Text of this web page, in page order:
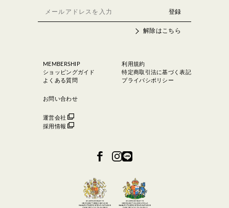
解除はこちら
MEMBERSHIP
ショッピングガイド
よくある質問
お問い合わせ
運営会社
採用情報
利用規約
特定商取引法に基づく表記
プライバシポリシー